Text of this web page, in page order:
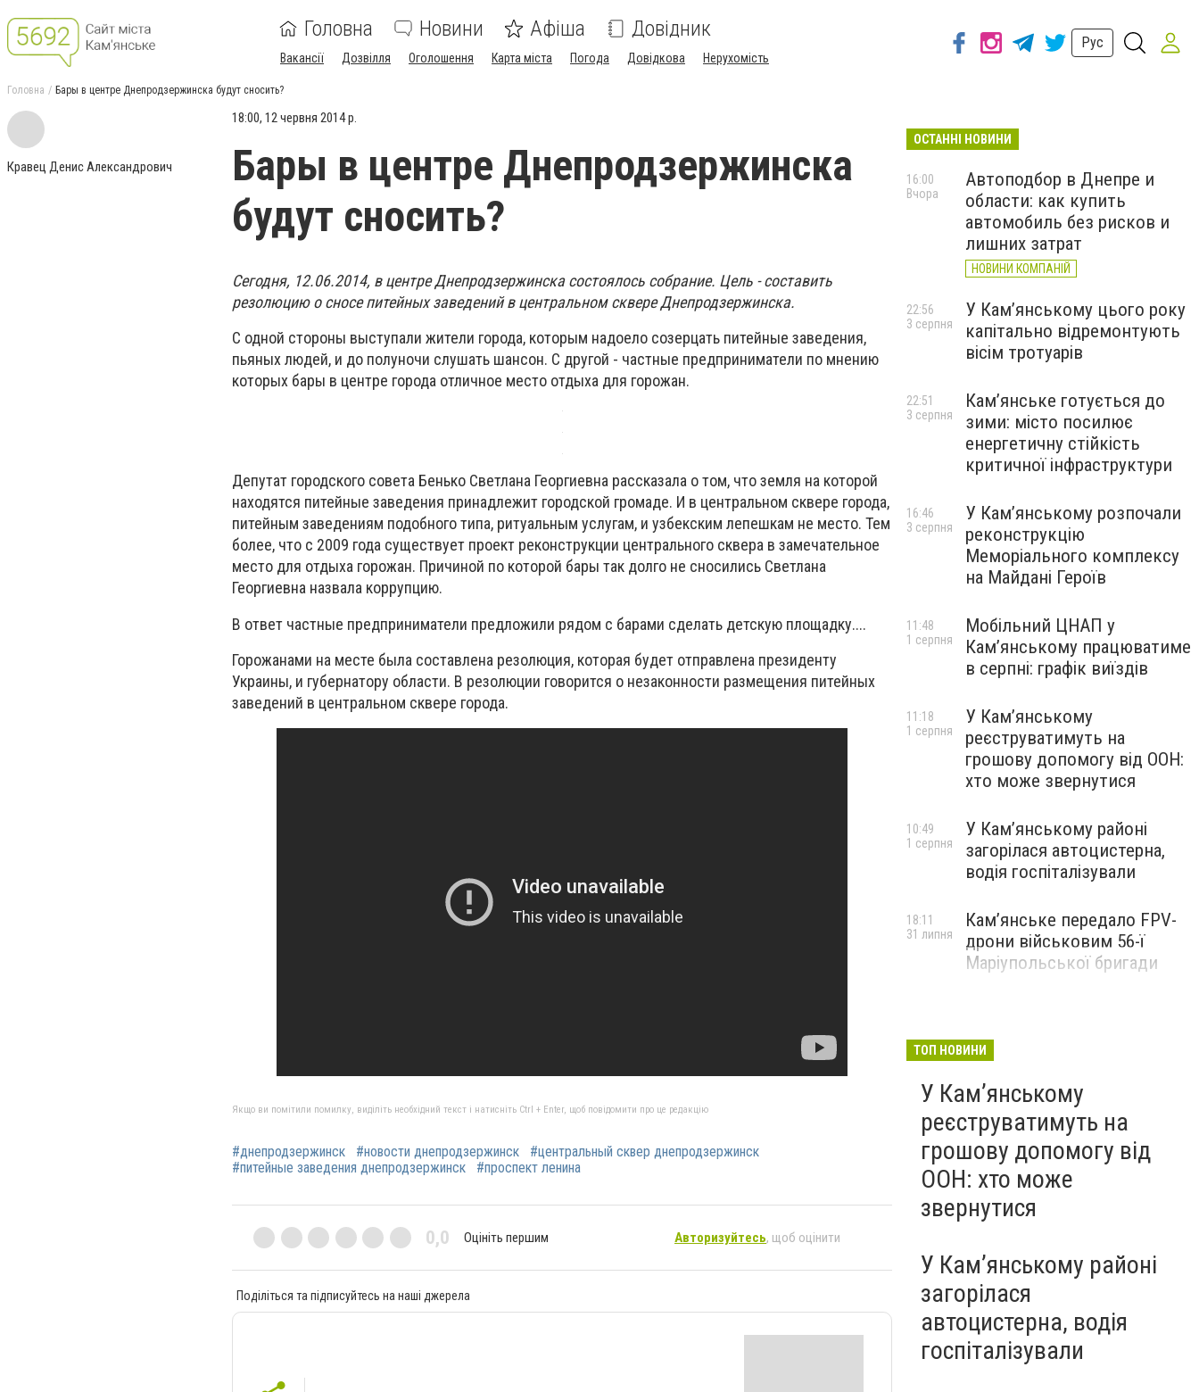
Головна Новини Афіша Довідник
Вакансії Дозвілля Оголошення Карта міста Погода Довідкова Нерухомість
Рус
Головна Бары в центре Днепродзержинска будут сносить?
Кравец Денис Александрович
18:00, 12 червня 2014 р.
Бары в центре Днепродзержинска
будут сносить?
Сегодня, 12.06.2014, в центре Днепродзержинска состоялось собрание. Цель - составить
резолюцию о сносе питейных заведений в центральном сквере Днепродзержинска.
С одной стороны выступали жители города, которым надоело созерцать питейные заведения,
пьяных людей, и до полуночи слушать шансон. С другой - частные предприниматели по мнению
которых бары в центре города отличное место отдыха для горожан.
Депутат городского совета Бенько Светлана Георгиевна рассказала о том, что земля на которой
находятся питейные заведения принадлежит городской громаде. И в центральном сквере города,
питейным заведениям подобного типа, ритуальным услугам, и узбекским лепешкам не место. Тем
более, что с 2009 года существует проект реконструкции центрального сквера в замечательное
место для отдыха горожан. Причиной по которой бары так долго не сносились Светлана
Георгиевна назвала коррупцию.
В ответ частные предприниматели предложили рядом с барами сделать детскую площадку....
Горожанами на месте была составлена резолюция, которая будет отправлена президенту
Украины, и губернатору области. В резолюции говорится о незаконности размещения питейных
заведений в центральном сквере города.
Якщо ви помітили помилку, виділіть необхідний текст і натисніть Ctrl + Enter, щоб повідомити про це редакцію
#днепродзержинск #новости днепродзержинск
#центральный сквер днепродзержинск
#питейные заведения днепродзержинск
#проспект ленина
0,0 Оцініть першим Авторизуйтесь, щоб оцінити
Поділіться та підписуйтесь на наші джерела
ОСТАННІ НОВИНИ
Автоподбор в Днепре и
области: как купить
автомобиль без рисков и
лишних затрат
НОВИНИ КОМПАНІЙ
16:00
Вчора
У Кам’янському цього року
капітально відремонтують
вісім тротуарів
22:56
3 серпня
Кам’янське готується до
зими: місто посилює
енергетичну стійкість
критичної інфраструктури
22:51
3 серпня
У Кам’янському розпочали
реконструкцію
Меморіального комплексу
на Майдані Героїв
16:46
3 серпня
Мобільний ЦНАП у
Кам’янському працюватиме
в серпні: графік виїздів
11:48
1 серпня
У Кам’янському
реєструватимуть на
грошову допомогу від ООН:
хто може звернутися
11:18
1 серпня
У Кам’янському районі
загорілася автоцистерна,
водія госпіталізували
10:49
1 серпня
Кам’янське передало FPV-
дрони військовим 56-ї
Маріупольської бригади
18:11
31 липня
ТОП НОВИНИ
У Кам’янському
реєструватимуть на
грошову допомогу від
ООН: хто може
звернутися
У Кам’янському районі
загорілася
автоцистерна, водія
госпіталізували